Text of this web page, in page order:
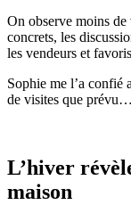
On observe moins de
concrets, les
les vendeurs et
Sophie me l’a confié
de visites que
L’hiver
maison